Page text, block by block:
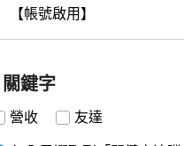
【帳號啟用】
關鍵字
營收 友達